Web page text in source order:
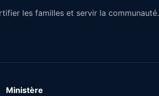
les familles et servir la communauté.
Ministère